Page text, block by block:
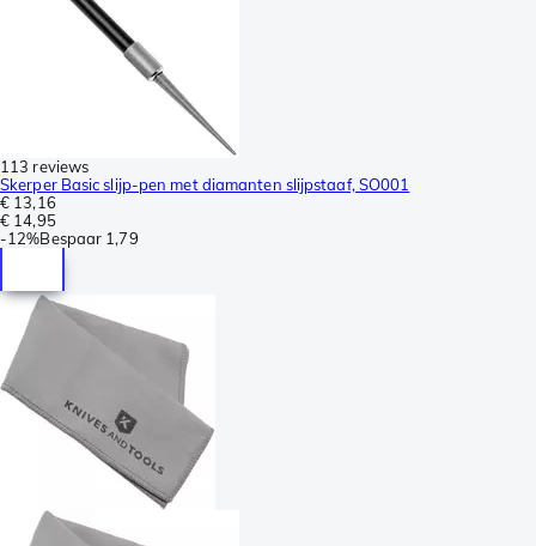
113 reviews
Skerper Basic slijp-pen met diamanten slijpstaaf, SO001
€ 13,16
€ 14,95
-12%Bespaar 1,79